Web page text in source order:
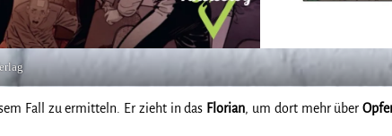
Fall zu ermitteln. Er zieht in das Florian, um dort mehr über